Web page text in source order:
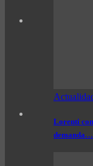
Lorenti
demanda…